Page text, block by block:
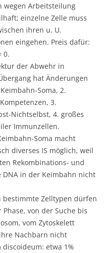
wegen Arbeitsteilung
einzelne Zelle muss
ihren u. U.
eingehen. Preis dafür:
0.
der Abwehr in
hat Änderungen
Soma, 2.
3.
Nichtselbst, 4. großes
Immunzellen.
Soma macht
diverses IS möglich, weil
Rekombinations- und
in der Keimbahn nicht
bestimmte Zelltypen dürfen
von der Suche bis
vom Zytoskelett
Nachbarn nicht
etwa 1%